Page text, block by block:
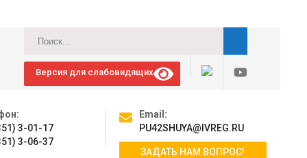
Версия для слабовидящих
3-01-17
3-06-37
Email:
PU42SHUYA@IVREG.RU
ЗАДАТЬ НАМ ВОПРОС!